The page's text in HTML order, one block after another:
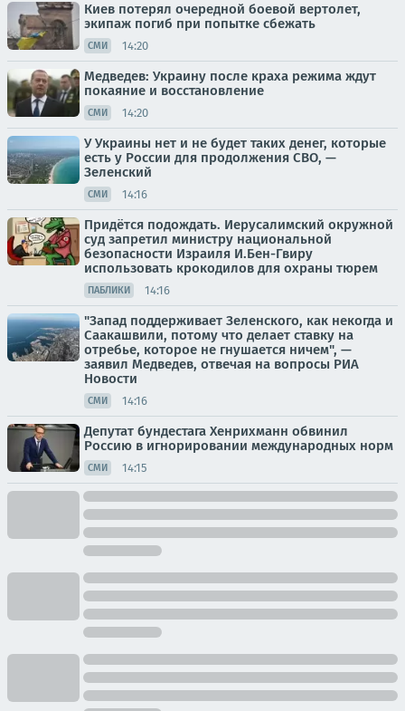
Киев потерял очередной боевой вертолет,
экипаж погиб при попытке сбежать
СМИ 14:20
Медведев: Украину после краха режима ждут
покаяние и восстановление
СМИ 14:20
У Украины нет и не будет таких денег, которые
есть у России для продолжения СВО, —
Зеленский
СМИ 14:16
Придётся подождать. Иерусалимский окружной
суд запретил министру национальной
безопасности Израиля И.Бен-Гвиру
использовать крокодилов для охраны тюрем
ПАБЛИКИ 14:16
"Запад поддерживает Зеленского, как некогда и
Саакашвили, потому что делает ставку на
отребье, которое не гнушается ничем", —
заявил Медведев, отвечая на вопросы РИА
Новости
СМИ 14:16
Депутат бундестага Хенрихманн обвинил
Россию в игнорировании международных норм
СМИ 14:15